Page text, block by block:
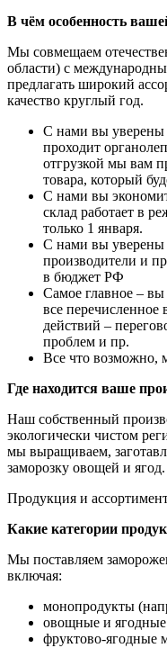
В чём особенность
Мы совмещаем
области) с
предлагать широкий
качество круглый год.
С нами вы уверены
проходит
отгрузкой мы вам
товара, который
С нами вы
склад работает в
только 1 января.
С нами вы уверены
производители и
в бюджет РФ
Самое главное –
все
действий –
проблем и пр.
Все что возможно,
Где находится ваше
Наш собственный
экологически чистом
мы выращиваем,
заморозку овощей и ягод.
Продукция и
Какие категории
Мы поставляем
включая:
монопродукты
овощные и ягодные
фруктово-ягодные